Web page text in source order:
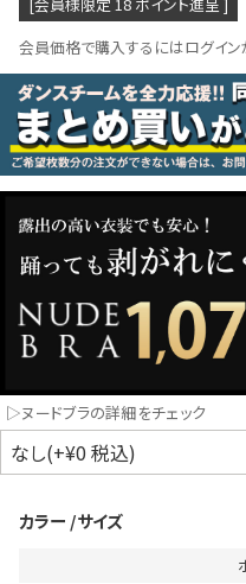
LINE連携でクーポンも
同一商品まとめ買いキャ
インスタ写真投稿キャン
会員価格で購入するにはログイン
▷ヌードブラの詳細をチェック
カラー サイズ